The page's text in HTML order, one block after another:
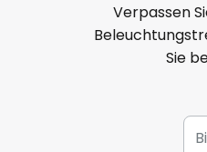
Verpassen
Sie